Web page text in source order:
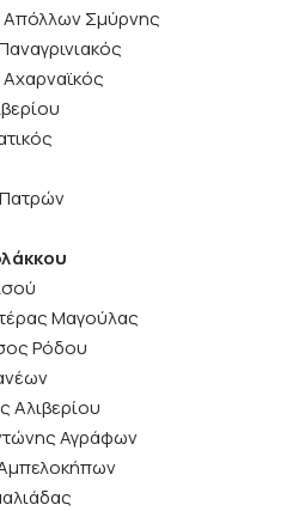
Σμύρνης
Μαγούλας
Ρόδου
Αλιβερίου
Αγράφων